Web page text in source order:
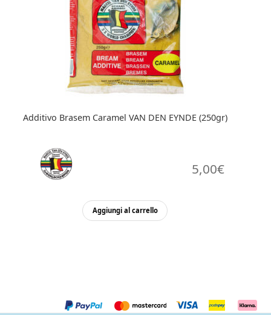
Additivo Brasem Caramel VAN DEN EYNDE (250gr)
5,00€
Aggiungi al carrello